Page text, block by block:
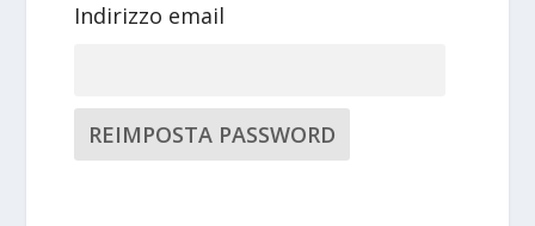
Indirizzo email